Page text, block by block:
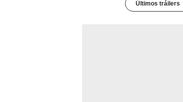
Últimos tráilers